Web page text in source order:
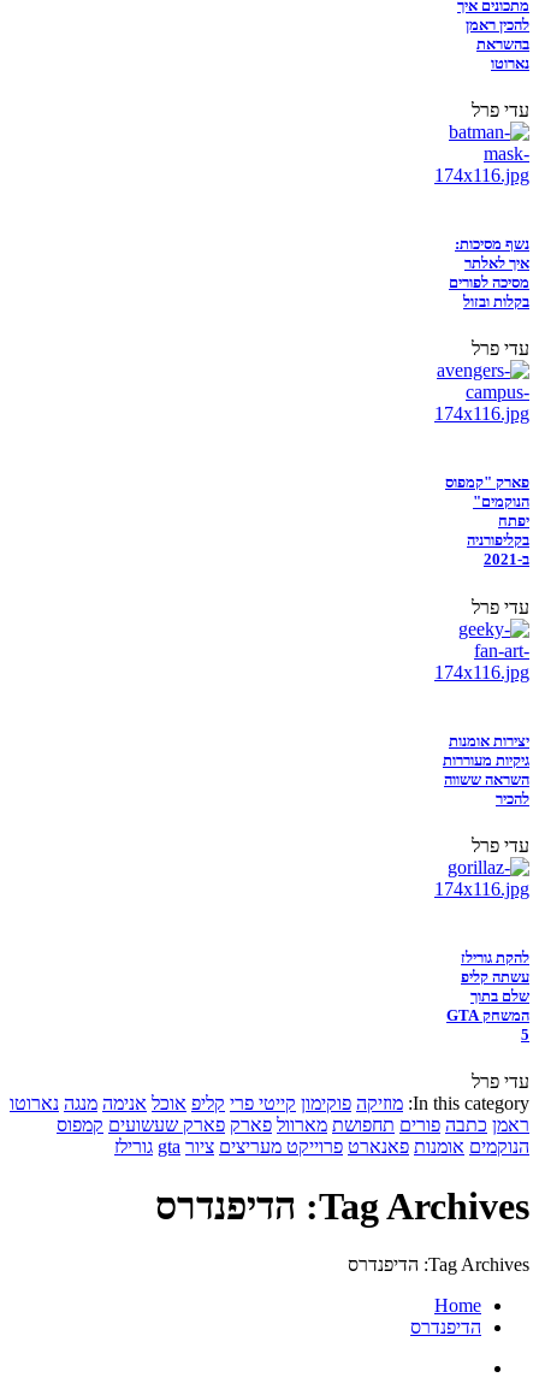
מתכונים איך
להכין ראמן
בהשראת
נארוטו
עדי פרל
נשף מסיכות:
איך לאלתר
מסיכה לפורים
בקלות ובזול
עדי פרל
פארק "קמפוס
הנוקמים"
יפתח
בקליפורניה
ב-2021
עדי פרל
יצירות אומנות
גיקיות מעוררות
השראה ששווה
להכיר
עדי פרל
להקת גורילז
עשתה קליפ
שלם בתוך
המשחק GTA
5
עדי פרל
In this category: מוזיקה פוקימון קייטי פרי קליפ אוכל אנימה מנגה נארוטו
ראמן כתבה פורים תחפושת מארוול פארק פארק שעשועים קמפוס
הנוקמים אומנות פאנארט פרוייקט מעריצים ציור gta גורילז
Tag Archives: הדיפנדרס
Tag Archives: הדיפנדרס
Home
הדיפנדרס